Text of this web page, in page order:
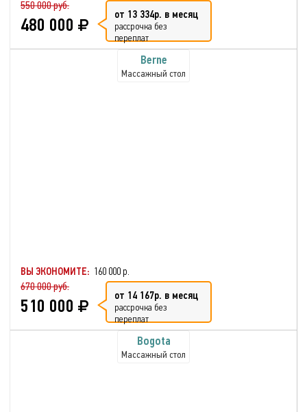
550 000 руб.
480 000 от 13 334р. в месяц
рассрочка без
переплат
Berne
Массажный стол
ВЫ ЭКОНОМИТЕ: 160 000 р.
670 000 руб.
510 000 от 14 167р. в месяц
рассрочка без
переплат
Bogota
Массажный стол